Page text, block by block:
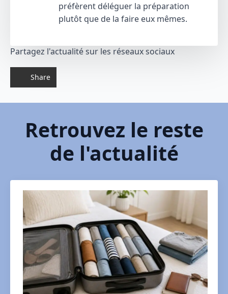
préfèrent déléguer la préparation
plutôt que de la faire eux mêmes.
Partagez l'actualité sur les réseaux sociaux
Share
Retrouvez le reste
de l'actualité